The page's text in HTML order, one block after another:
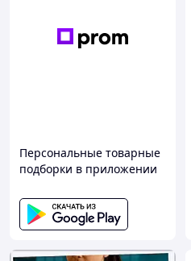
Персональные товарные
подборки в приложении